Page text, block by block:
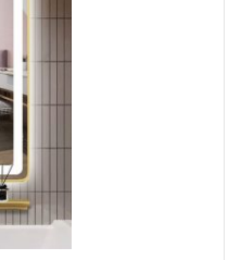
căn hộ, chung cư, cũng
cấp.